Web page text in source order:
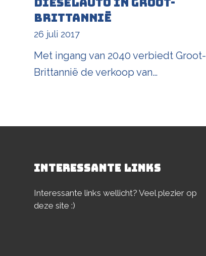
Brittannië
26 juli 2017
Met ingang van 2040 verbiedt Groot-
Brittannië de verkoop van…
INTERESSANTE LINKS
Interessante links wellicht? Veel plezier op
deze site :)